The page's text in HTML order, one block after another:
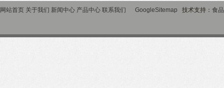
网站首页 关于我们 新闻中心 产品中心 联系我们 GoogleSitemap 技术支持： 食